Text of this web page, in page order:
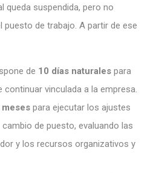
queda suspendida, pero no
puesto de trabajo. A partir de ese
de 10 días naturales para
vinculada a la empresa.
meses para ejecutar los ajustes
de puesto, evaluando las
y los recursos organizativos y